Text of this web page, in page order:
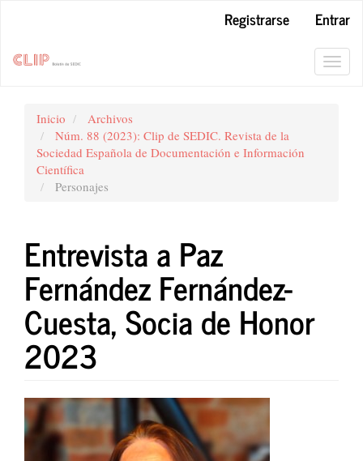
principal
Registrarse
Entrar
Inicio
Archivos
Núm. 88 (2023): Clip de SEDIC. Revista de la
Sociedad Española de Documentación e Información
Científica
Personajes
Entrevista a Paz
Fernández Fernández-
Cuesta, Socia de Honor
2023
Barra
lateral